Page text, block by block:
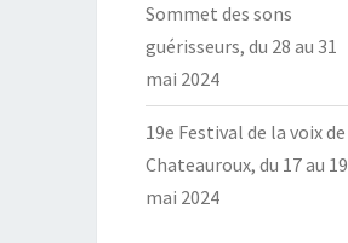
Sommet des sons
guérisseurs, du 28 au 31
mai 2024
19e Festival de la voix de
Chateauroux, du 17 au 19
mai 2024